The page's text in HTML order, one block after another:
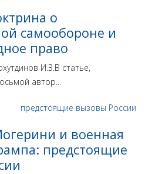
о
самообороне и
право
И.З.В статье,
автор...
и военная
предстоящие